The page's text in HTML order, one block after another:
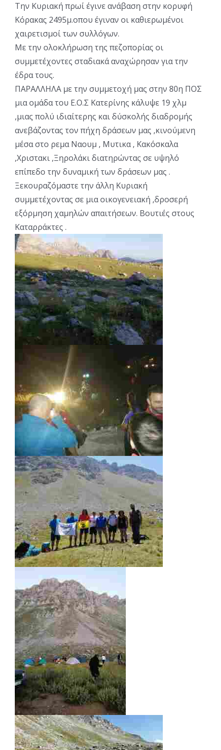
Την Κυριακή πρωί έγινε ανάβαση στην κορυφή
Κόρακας 2495μ.οπου έγιναν οι καθιερωμένοι
χαιρετισμοί των συλλόγων.
Με την ολοκλήρωση της πεζοπορίας οι
συμμετέχοντες σταδιακά αναχώρησαν για την
έδρα τους.
ΠΑΡΑΛΛΗΛΑ με την συμμετοχή μας στην 80η ΠΟΣ
μια ομάδα του Ε.Ο.Σ Κατερίνης κάλυψε 19 χλμ
,μιας πολύ ιδιαίτερης και δύσκολής διαδρομής
ανεβάζοντας τον πήχη δράσεων μας ,κινούμενη
μέσα στο ρεμα Ναουμ , Μυτικα , Κακόσκαλα
,Χριστακι ,Ξηρολάκι διατηρώντας σε υψηλό
επίπεδο την δυναμική των δράσεων μας .
Ξεκουραζόμαστε την άλλη Κυριακή
συμμετέχοντας σε μια οικογενειακή ,δροσερή
εξόρμηση χαμηλών απαιτήσεων. Βουτιές στους
Καταρράκτες .